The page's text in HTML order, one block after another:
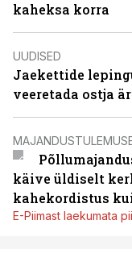
kaheksa korra
UUDISED
Jaekettide
veeretada ostja
käive üldiselt
kahekordistus
E-Piimast laekumata